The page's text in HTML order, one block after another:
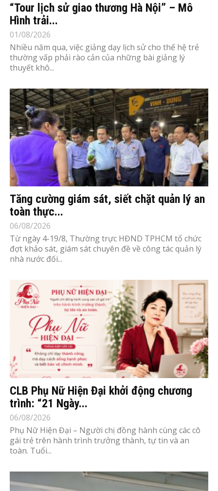
“Tour lịch sử giao thương Hà Nội” – Mô
Hình trải...
01/08/2026
Nhiều năm qua, việc giảng dạy lịch sử cho thế hệ trẻ
thường vấp phải rào cản của những bài giảng lý
thuyết khô...
Tăng cường giám sát, siết chặt quản lý an
toàn thực...
06/08/2026
Từ ngày 4-19/8, Thường trực HĐND TPHCM tổ chức
đợt khảo sát, giám sát chuyên đề về công tác quản lý
nhà nước đối...
CLB Phụ Nữ Hiện Đại khởi động chương
trình: “21 Ngày...
06/08/2026
Phụ Nữ Hiện Đại – Người chị đồng hành cùng các cô
gái trẻ trên hành trình trưởng thành, tự tin và an
toàn. Tuổi...